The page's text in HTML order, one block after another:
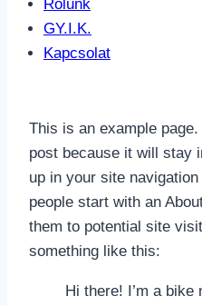
Rólunk
GY.I.K.
Kapcsolat
This is an example
post because it will stay
up in your site
people start with an
them to potential site
something like this:
Hi there! I’m a bike